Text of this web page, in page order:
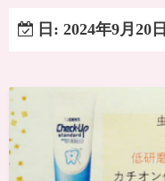
日: 2024年9月20日